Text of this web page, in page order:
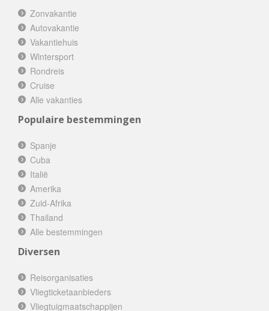
Zonvakantie
Autovakantie
Vakantiehuis
Wintersport
Rondreis
Cruise
Alle vakanties
Populaire bestemmingen
Spanje
Cuba
Italië
Amerika
Zuid-Afrika
Thailand
Alle bestemmingen
Diversen
Reisorganisaties
Vliegticketaanbieders
Vliegtuigmaatschappijen